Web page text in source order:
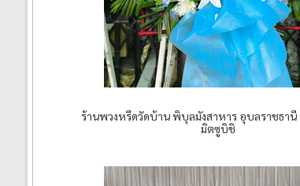
ร้านพวงหรีดวัดบ้าน พิบุลมังสาหาร อุบลราชธานี
มิตซูบิชิ